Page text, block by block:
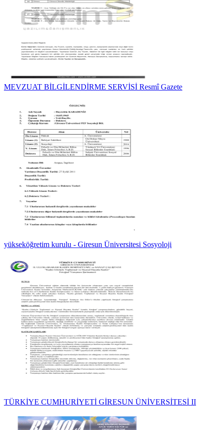
MEVZUAT BİLGİLENDİRME SERVİSİ Resmî Gazete
yükseköğretim kurulu - Giresun Üniversitesi Sosyoloji
TÜRKİYE CUMHURİYETİ GİRESUN ÜNİVERSİTESİ II